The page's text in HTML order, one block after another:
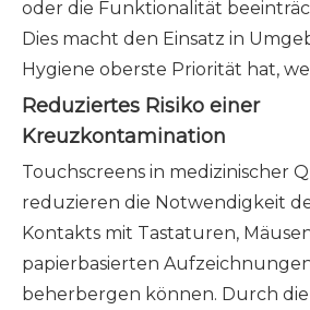
oder die Funktionalität
Dies macht den Einsatz in
Hygiene oberste Priorität hat,
Reduziertes Risiko einer
Kreuzkontamination
Touchscreens in medizinischer
reduzieren die Notwendigkeit
Kontakts mit Tastaturen,
papierbasierten
beherbergen können. Durch